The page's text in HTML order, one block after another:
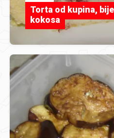
Torta od kupina,
kokosa